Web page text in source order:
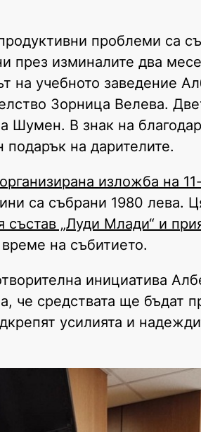
проблеми са
през изминалите два
на учебното заведение
Зорница Велева.
Шумен. В знак на
на дарителите.
изложба на
са събрани 1980 лева.
състав „Луди Млади“ и
на събитието.
инициатива
че средствата ще бъдат
усилията и